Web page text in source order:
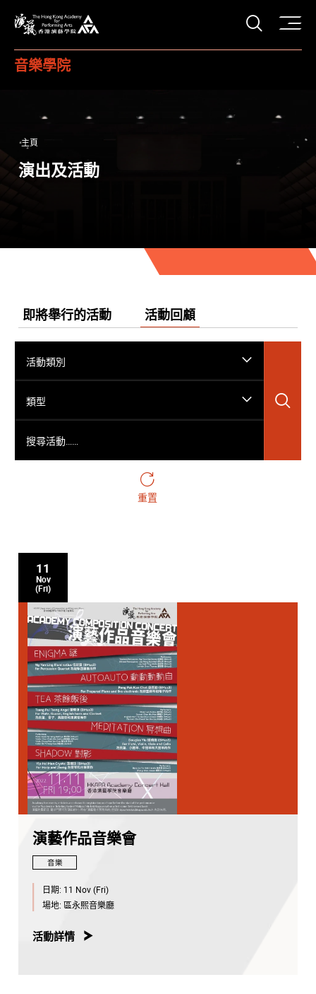
打開
音樂學院
主頁
演出及活動
即將舉行的活動 活動回顧
活動類別
類型
重置
11
Nov
(Fri)
演藝作品音樂會
音樂
日期: 11 Nov (Fri)
場地: 區永熙音樂廳
活動詳情